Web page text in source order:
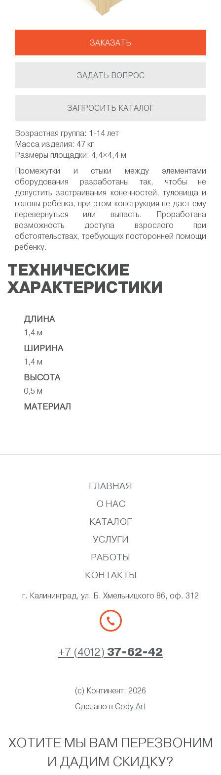
ЗАКАЗАТЬ
ЗАДАТЬ ВОПРОС
ЗАПРОСИТЬ КАТАЛОГ
Возрастная группа: 1-14 лет
Масса изделия: 47 кг
Размеры площадки: 4,4×4,4 м
Промежутки и стыки между элементами
оборудования разработаны так, чтобы не
допустить застраивания конечностей, туловища и
головы ребёнка, при этом конструкция не даст ему
перевернуться или выпасть. Проработана
возможность доступа взрослого при
обстоятельствах, требующих посторонней помощи
ребёнку.
ТЕХНИЧЕСКИЕ
ХАРАКТЕРИСТИКИ
ДЛИНА
1,4 м
ШИРИНА
1,4 м
ВЫСОТА
0,5 м
МАТЕРИАЛ
ГЛАВНАЯ
О НАС
КАТАЛОГ
УСЛУГИ
РАБОТЫ
КОНТАКТЫ
г. Калининград, ул. Б. Хмельницкого 86, оф. 312
+7 (4012) 37-62-42
(с) Континент, 2026
Сделано в Cody Art
ХОТИТЕ МЫ ВАМ ПЕРЕЗВОНИМ
И ДАДИМ СКИДКУ?